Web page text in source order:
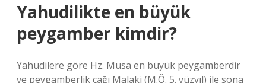
Yahudilikte en büyük
peygamber kimdir?
Yahudilere göre Hz. Musa en büyük peygamberdir
ve peygamberlik çağı Malaki (M.Ö. 5. yüzyıl) ile sona